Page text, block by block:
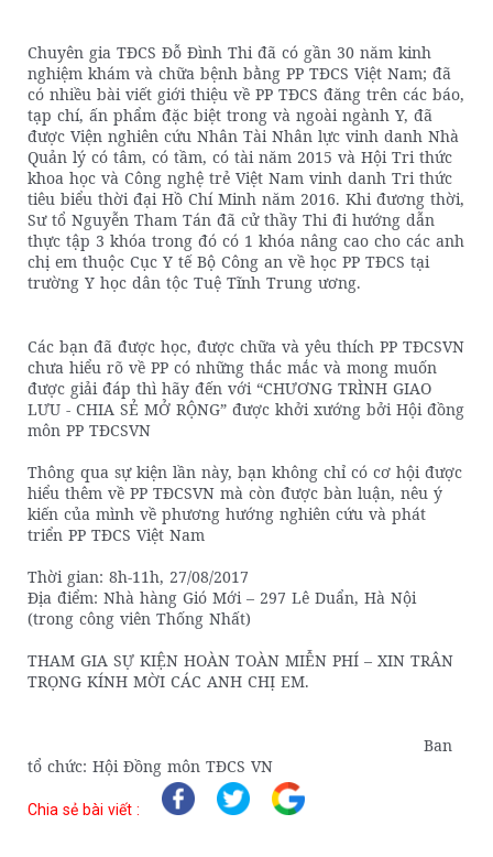
Chuyên gia TĐCS Đỗ Đình Thi đã có gần 30 năm kinh
nghiệm khám và chữa bệnh bằng PP TĐCS Việt Nam; đã
có nhiều bài viết giới thiệu về PP TĐCS đăng trên các báo,
tạp chí, ấn phẩm đặc biệt trong và ngoài ngành Y, đã
được Viện nghiên cứu Nhân Tài Nhân lực vinh danh Nhà
Quản lý có tâm, có tầm, có tài năm 2015 và Hội Tri thức
khoa học và Công nghệ trẻ Việt Nam vinh danh Tri thức
tiêu biểu thời đại Hồ Chí Minh năm 2016. Khi đương thời,
Sư tổ Nguyễn Tham Tán đã cử thầy Thi đi hướng dẫn
thực tập 3 khóa trong đó có 1 khóa nâng cao cho các anh
chị em thuộc Cục Y tế Bộ Công an về học PP TĐCS tại
trường Y học dân tộc Tuệ Tĩnh Trung ương.
Các bạn đã được học, được chữa và yêu thích PP TĐCSVN
chưa hiểu rõ về PP có những thắc mắc và mong muốn
được giải đáp thì hãy đến với “CHƯƠNG TRÌNH GIAO
LƯU - CHIA SẺ MỞ RỘNG” được khởi xướng bởi Hội đồng
môn PP TĐCSVN
Thông qua sự kiện lần này, bạn không chỉ có cơ hội được
hiểu thêm về PP TĐCSVN mà còn được bàn luận, nêu ý
kiến của mình về phương hướng nghiên cứu và phát
triển PP TĐCS Việt Nam
Thời gian: 8h-11h, 27/08/2017
Địa điểm: Nhà hàng Gió Mới – 297 Lê Duẩn, Hà Nội
(trong công viên Thống Nhất)
THAM GIA SỰ KIỆN HOÀN TOÀN MIỄN PHÍ – XIN TRÂN
TRỌNG KÍNH MỜI CÁC ANH CHỊ EM.
Ban
tổ chức: Hội Đồng môn TĐCS VN
Chia sẻ bài viết :